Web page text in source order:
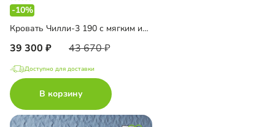
-10%
Кровать Чилли-3 190 с мягким изголовьем
39 300 43 670
Доступно для доставки
В корзину